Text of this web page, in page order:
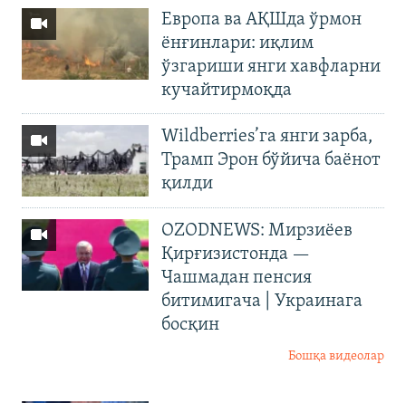
Европа ва АҚШда ўрмон
ёнғинлари: иқлим
ўзгариши янги хавфларни
кучайтирмоқда
Wildberries’га янги зарба,
Трамп Эрон бўйича баёнот
қилди
OZODNEWS: Мирзиёев
Қирғизистонда —
Чашмадан пенсия
битимигача | Украинага
босқин
Бошқа видеолар